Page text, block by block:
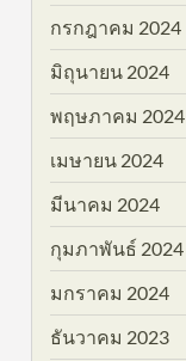
กรกฎาคม 2024
มิถุนายน 2024
พฤษภาคม 2024
เมษายน 2024
มีนาคม 2024
กุมภาพันธ์ 2024
มกราคม 2024
ธันวาคม 2023